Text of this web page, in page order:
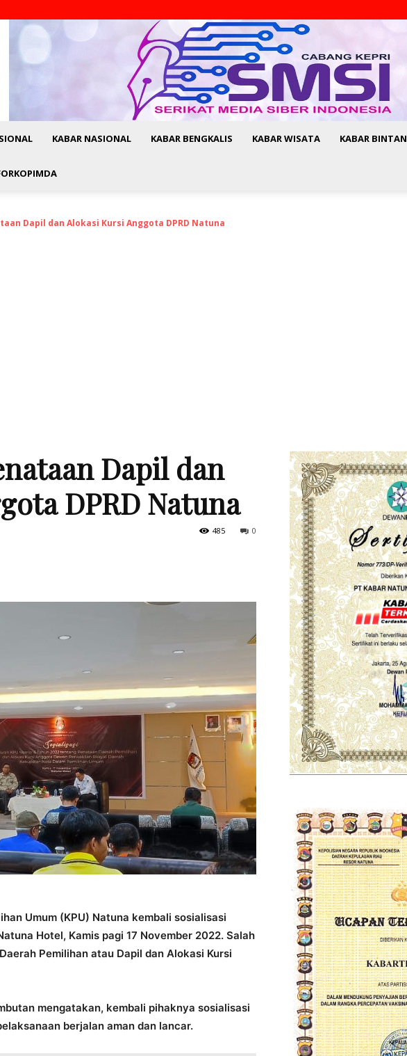
KABAR NASIONAL KABAR BENGKALIS KABAR WISATA KABAR BINTAN
Dapil dan Alokasi Kursi Anggota DPRD Natuna
Dapil dan
DPRD Natuna
0
485
Umum (KPU) Natuna kembali sosialisasi
Hotel, Kamis pagi 17 November 2022. Salah
Pemilihan atau Dapil dan Alokasi Kursi
mengatakan, kembali pihaknya sosialisasi
berjalan aman dan lancar.